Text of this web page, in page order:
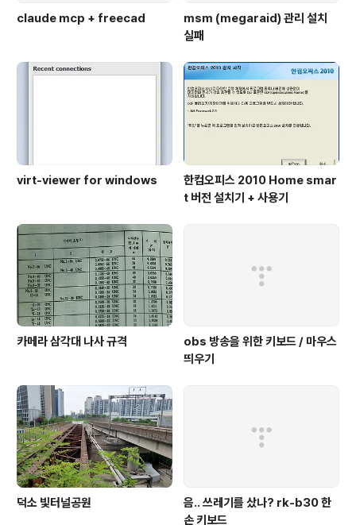
claude mcp + freecad
msm (megaraid) 관리 설치
실패
virt-viewer for windows
한컴오피스 2010 Home smar
t 버전 설치기 + 사용기
카메라 삼각대 나사 규격
obs 방송을 위한 키보드 / 마우스
띄우기
덕소 빛터널공원
음.. 쓰레기를 샀나? rk-b30 한
손 키보드